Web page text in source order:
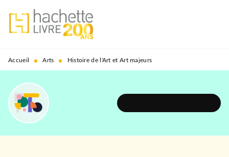
MENU RECHERCHE
PIED DE PAGE
Accueil • Arts • Histoire de l'Art et Art majeurs